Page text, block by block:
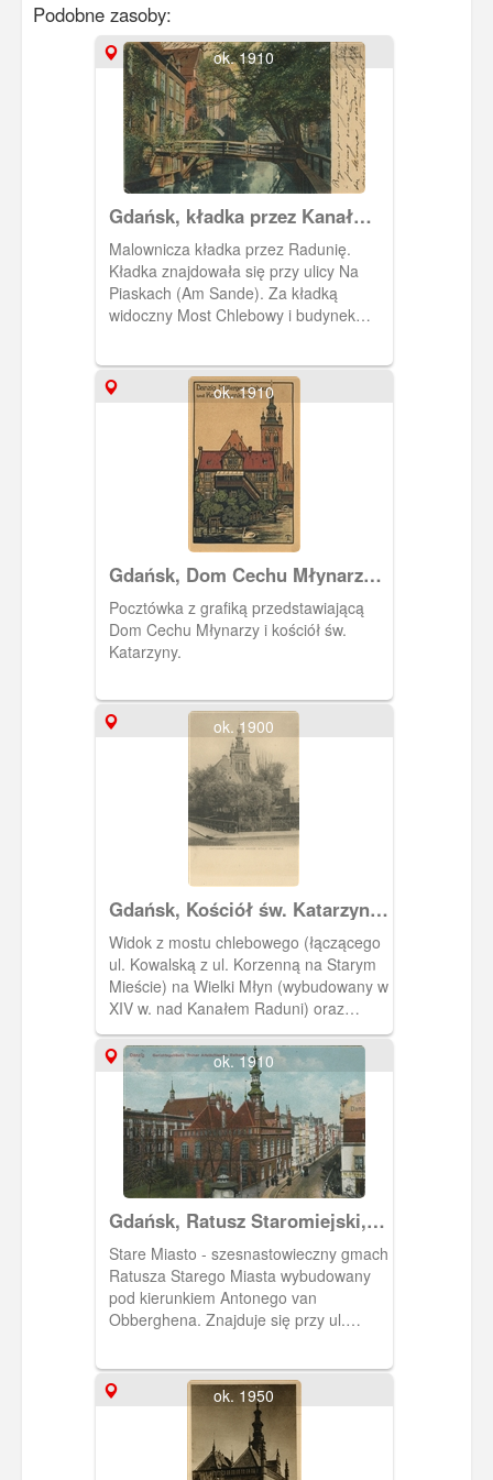
Podobne zasoby:
ok. 1910
Gdańsk, kładka przez Kanał
Raduni
Malownicza kładka przez Radunię.
Kładka znajdowała się przy ulicy Na
Piaskach (Am Sande). Za kładką
widoczny Most Chlebowy i budynek
ok. 1910
Gdańsk, Dom Cechu Młynarzy i
kościół św. Katarzyny
Pocztówka z grafiką przedstawiającą
Dom Cechu Młynarzy i kościół św.
Katarzyny.
ok. 1900
Gdańsk, Kościół św. Katarzyny i
Wielki Młyn, Danzig Die
Katharinenkirche und die
Grosse Mühle
Widok z mostu chlebowego (łączącego
ul. Kowalską z ul. Korzenną na Starym
Mieście) na Wielki Młyn (wybudowany w
XIV w. nad Kanałem Raduni) oraz
kościół św. Katarzyny.
ok. 1910
Gdańsk, Ratusz Staromiejski,
Danzig Altstädtisches Rathaus
Stare Miasto - szesnastowieczny gmach
Ratusza Starego Miasta wybudowany
pod kierunkiem Antonego van
Obberghena. Znajduje się przy ul.
ok. 1950